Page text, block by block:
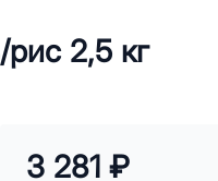
2,5 кг
3 281 ₽